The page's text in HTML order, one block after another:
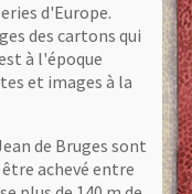
d'Europe.
des cartons qui
à l'époque
et images à la
de Bruges sont
achevé entre